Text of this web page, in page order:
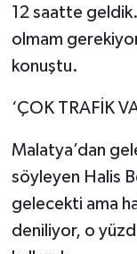
12 saatte
olmam
konuştu.
‘ÇOK TRAFİK
Malatya’dan
söyleyen Halis
gelecekti ama
deniliyor, o